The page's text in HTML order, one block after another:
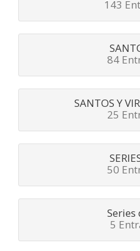
143
84
SANTOS Y
25
50
Series
5